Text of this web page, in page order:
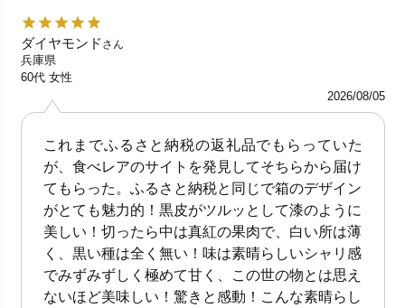
ダイヤモンド さん
兵庫県
60代 女性
2026/08/05
これまでふるさと納税の返礼品でもらっていた
が、食べレアのサイトを発見してそちらから届け
てもらった。ふるさと納税と同じで箱のデザイン
がとても魅力的！黒皮がツルッとして漆のように
美しい！切ったら中は真紅の果肉で、白い所は薄
く、黒い種は全く無い！味は素晴らしいシャリ感
でみずみずしく極めて甘く、この世の物とは思え
ないほど美味しい！驚きと感動！こんな素晴らし